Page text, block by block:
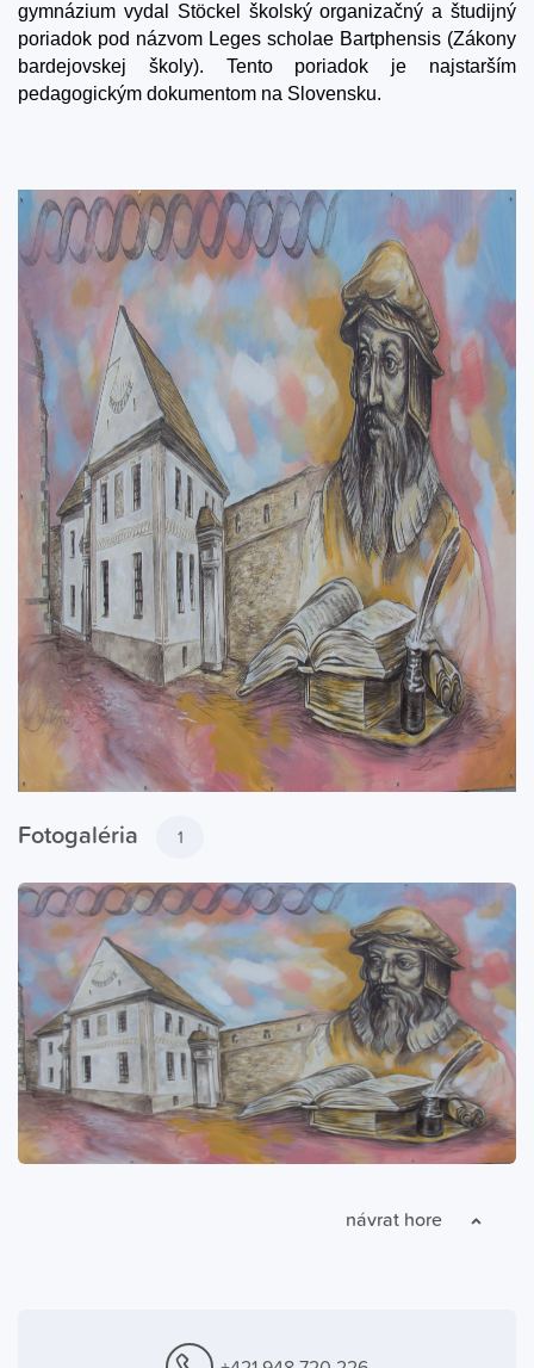
gymnázium vydal Stöckel školský organizačný a študijný
poriadok pod názvom Leges scholae Bartphensis (Zákony
bardejovskej školy). Tento poriadok je najstarším
pedagogickým dokumentom na Slovensku.
Fotogaléria 1
návrat hore